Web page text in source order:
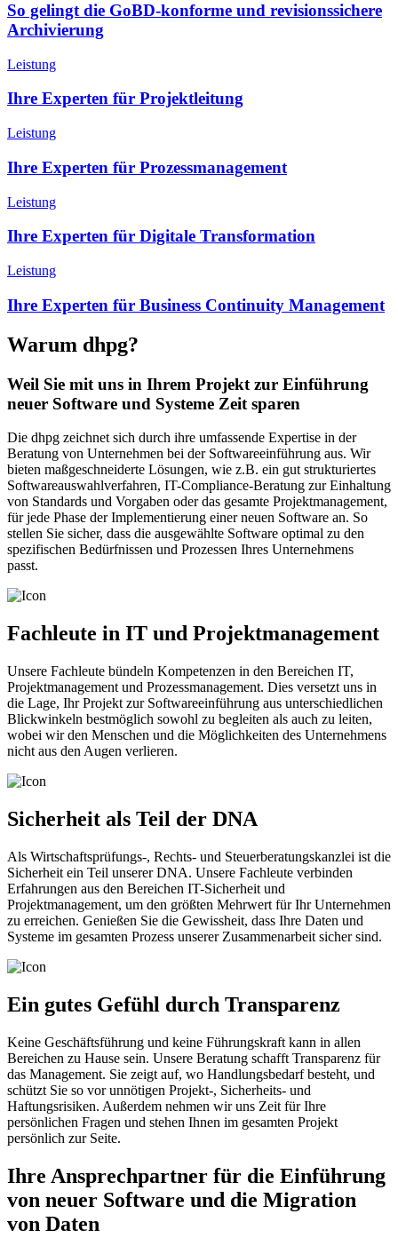
So gelingt die GoBD-konforme und revisionssichere
Archivierung
Leistung
Ihre Experten für Projektleitung
Leistung
Ihre Experten für Prozessmanagement
Leistung
Ihre Experten für Digitale Transformation
Leistung
Ihre Experten für Business Continuity Management
Warum dhpg?
Weil Sie mit uns in Ihrem Projekt zur Einführung
neuer Software und Systeme Zeit sparen
Die dhpg zeichnet sich durch ihre umfassende Expertise in der
Beratung von Unternehmen bei der Softwareeinführung aus. Wir
bieten maßgeschneiderte Lösungen, wie z.B. ein gut strukturiertes
Softwareauswahlverfahren, IT-Compliance-Beratung zur Einhaltung
von Standards und Vorgaben oder das gesamte Projektmanagement,
für jede Phase der Implementierung einer neuen Software an. So
stellen Sie sicher, dass die ausgewählte Software optimal zu den
spezifischen Bedürfnissen und Prozessen Ihres Unternehmens
passt.
Fachleute in IT und Projektmanagement
Unsere Fachleute bündeln Kompetenzen in den Bereichen IT,
Projektmanagement und Prozessmanagement. Dies versetzt uns in
die Lage, Ihr Projekt zur Softwareeinführung aus unterschiedlichen
Blickwinkeln bestmöglich sowohl zu begleiten als auch zu leiten,
wobei wir den Menschen und die Möglichkeiten des Unternehmens
nicht aus den Augen verlieren.
Sicherheit als Teil der DNA
Als Wirtschaftsprüfungs-, Rechts- und Steuerberatungskanzlei ist die
Sicherheit ein Teil unserer DNA. Unsere Fachleute verbinden
Erfahrungen aus den Bereichen IT-Sicherheit und
Projektmanagement, um den größten Mehrwert für Ihr Unternehmen
zu erreichen. Genießen Sie die Gewissheit, dass Ihre Daten und
Systeme im gesamten Prozess unserer Zusammenarbeit sicher sind.
Ein gutes Gefühl durch Transparenz
Keine Geschäftsführung und keine Führungskraft kann in allen
Bereichen zu Hause sein. Unsere Beratung schafft Transparenz für
das Management. Sie zeigt auf, wo Handlungsbedarf besteht, und
schützt Sie so vor unnötigen Projekt-, Sicherheits- und
Haftungsrisiken. Außerdem nehmen wir uns Zeit für Ihre
persönlichen Fragen und stehen Ihnen im gesamten Projekt
persönlich zur Seite.
Ihre Ansprechpartner für die Einführung
von neuer Software und die Migration
von Daten